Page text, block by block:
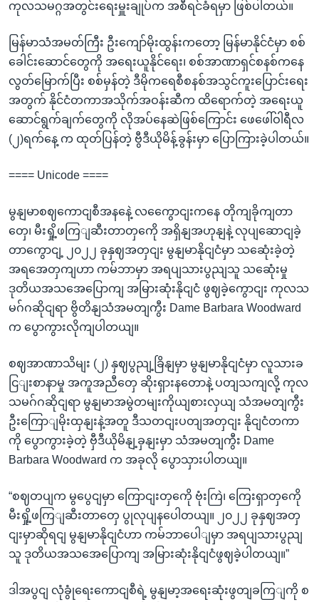
ကုလသမဂ္ဂအတွင်းရေးမှူးချုပ်က အစီရင်ခံရမှာ ဖြစ်ပါတယ်။
မြန်မာသံအမတ်ကြီး ဦးကျော်မိုးထွန်းကတော့ မြန်မာနိုင်ငံမှာ စစ်
ခေါင်းဆောင်တွေကို အရေးယူနိုင်ရေး၊ စစ်အာဏာရှင်စနစ်ကနေ
လွတ်မြောက်ပြီး စစ်မှန်တဲ့ ဒီမိုကရေစီစနစ်အသွင်ကူးပြောင်းရေး
အတွက် နိုင်ငံတကာအသိုက်အဝန်းဆီက ထိရောက်တဲ့ အရေးယူ
ဆောင်ရွက်ချက်တွေကို လိုအပ်နေဆဲဖြစ်ကြောင်း ဖေဖေါ်ဝါရီလ
(၂)ရက်နေ့ က ထုတ်ပြန်တဲ့ ဗွီဒီယိုမိန့်ခွန်းမှာ ပြောကြားခဲ့ပါတယ်။
==== Unicode ====
မွနျမာစဈကောငျစီအနနေဲ့ လကွေောငျးကနေ တိုကျခိုကျတာ
တှေ၊ မီးရှို့ဖကြျဆီးတာတှကေို အရှိနျအဟုနျနဲ့ လုပျဆောငျခဲ့
တာကွောငျ့ ၂၀၂၂ ခုနှဈအတှငျး မွနျမာနိုငျငံမှာ သဆေုံးခဲ့တဲ့
အရအေတှကျဟာ ကမ်ဘာမှာ အရပျသားပွညျသူ သဆေုံးမှု
ဒုတိယအသအေပြောကျ အမြားဆုံးနိုငျငံ ဖွဈခဲ့ကွောငျး ကုလသ
မဂ်ဂဆိုငျရာ ဗွိတိနျသံအမတျကွီး Dame Barbara Woodward
က ပွောကွားလိုကျပါတယျ။
စဈအာဏာသိမျး (၂) နှဈပွညျ့ခြိနျမှာ မွနျမာနိုငျငံမှာ လူသားခ
ငြျးစာနာမှု အကူအညီတှေ ဆိုးရှားနတောနဲ့ ပတျသကျလို့ ကုလ
သမဂ်ဂဆိုငျရာ မွနျမာအမွဲတမျးကိုယျစားလှယျ သံအမတျကွီး
ဦးကြောျမိုးထှနျးနဲ့အတူ ဒီသတငျးပတျအတှငျး နိုငျငံတကာ
ကို ပွောကွားခဲ့တဲ့ ဗှီဒီယိုမိနျ့ခှနျးမှာ သံအမတျကွီး Dame
Barbara Woodward က အခုလို ပွောသှားပါတယျ။
“စဈတပျက မွပွေငျမှာ ကြောငျးတှကေို ဗုံးကြဲ၊ ကြေးရှာတှကေို
မီးရှို့ဖကြျဆီးတာတှေ ပွုလုပျနပေါတယျ။ ၂၀၂၂ ခုနှဈအတှ
ငျးမှာဆိုရငျ မွနျမာနိုငျငံဟာ ကမ်ဘာပေါျမှာ အရပျသားပွညျ
သူ ဒုတိယအသအေပြောကျ အမြားဆုံးနိုငျငံဖွဈခဲ့ပါတယျ။”
ဒါအပွငျ လုံခွုံရေးကောငျစီရဲ့ မွနျမာ့အရေးဆုံးဖွတျခကြျကို စ